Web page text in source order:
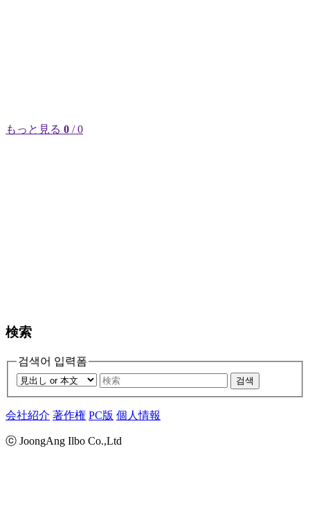
もっと見る 0 / 0
検索
검색어 입력폼
검색
会社紹介 著作権 PC版 個人情報
ⓒ JoongAng Ilbo Co.,Ltd